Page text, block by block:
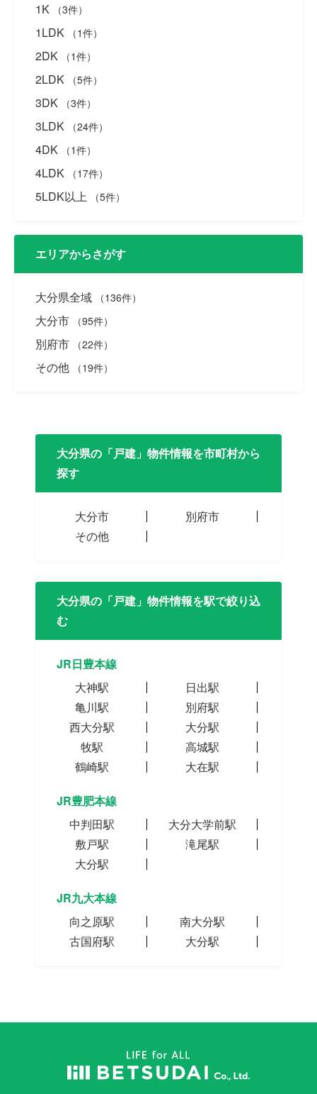
1K （3件）
1LDK （1件）
2DK （1件）
2LDK （5件）
3DK （3件）
3LDK （24件）
4DK （1件）
4LDK （17件）
5LDK以上 （5件）
エリアからさがす
大分県全域 （136件）
大分市 （95件）
別府市 （22件）
その他 （19件）
大分県の「戸建」物件情報を市町村から
探す
大分市
別府市
その他
大分県の「戸建」物件情報を駅で絞り込
む
JR日豊本線
大神駅
日出駅
亀川駅
別府駅
西大分駅
大分駅
牧駅
高城駅
鶴崎駅
大在駅
JR豊肥本線
中判田駅
大分大学前駅
敷戸駅
滝尾駅
大分駅
JR九大本線
向之原駅
南大分駅
古国府駅
大分駅